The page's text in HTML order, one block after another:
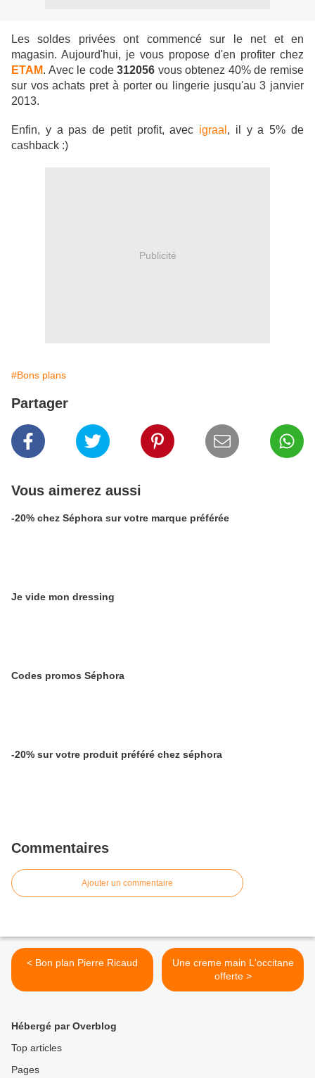
Les soldes privées ont commencé sur le net et en
magasin. Aujourd'hui, je vous propose d'en profiter chez
ETAM. Avec le code312056 vous obtenez 40% de remise
sur vos achats pret à porter ou lingerie jusqu'au 3 janvier
2013.
Enfin, y a pas de petit profit, avec igraal , il y a 5% de
cashback :)
Publicité
#Bons plans
Partager
Vous aimerez aussi
-20% chez Séphora sur votre marque préférée
Je vide mon dressing
Codes promos Séphora
-20% sur votre produit préféré chez séphora
Commentaires
Ajouter un commentaire
< Bon plan Pierre Ricaud
Une creme main L'occitane
offerte >
Hébergé par Overblog
Top articles
Pages